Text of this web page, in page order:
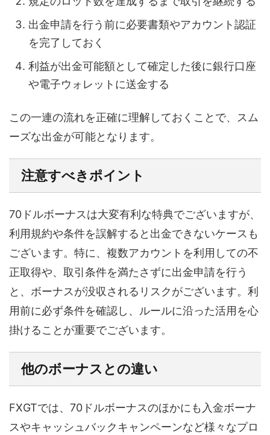
出金申請を行う前に必要書類やアカウント認証
を完了しておく
利益が出金可能額として確定した後に銀行口座
や電子ウォレットに送金する
この一連の流れを正確に理解しておくことで、スム
ーズな出金が可能となります。
注意すべきポイント
70ドルボーナスは大変有利な特典でございますが、
利用規約や条件を誤解すると出金できないケースも
ございます。特に、複数アカウントを利用しての不
正取得や、取引条件を満たさずに出金申請を行う
と、ボーナスが没収されるリスクがございます。利
用前に必ず条件を確認し、ルールに沿った活用を心
掛けることが重要でございます。
他のボーナスとの違い
FXGTでは、70ドルボーナスのほかにも入金ボーナ
スやキャッシュバックキャンペーンなど様々なプロ